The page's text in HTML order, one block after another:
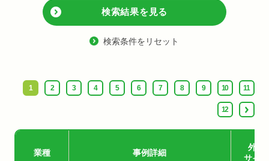
検索結果を見る
検索条件をリセット
1 2 3 4 5 6 7 8 9 10 11
12
業種 事例詳細
外部
サイト